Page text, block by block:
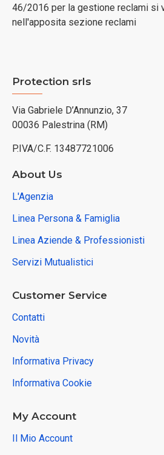
46/2016 per la gestione reclami si
nell'apposita sezione reclami
Protection srls
Via Gabriele D’Annunzio, 37
00036 Palestrina (RM)
P.IVA/C.F. 13487721006
About Us
L'Agenzia
Linea Persona & Famiglia
Linea Aziende & Professionisti
Servizi Mutualistici
Customer Service
Contatti
Novità
Informativa Privacy
Informativa Cookie
My Account
Il Mio Account